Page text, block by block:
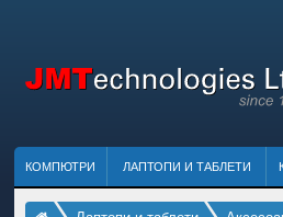
КОМПЮТРИ ЛАПТОПИ И ТАБЛЕТИ